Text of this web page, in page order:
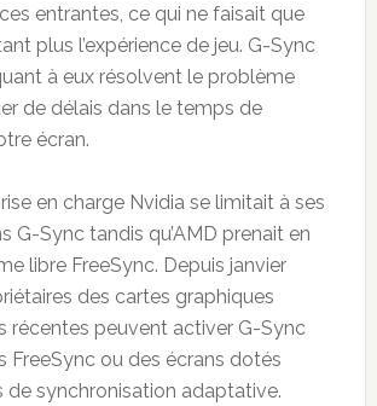
entrantes, ce qui ne faisait que
plus l’expérience de jeu. G-Sync
à eux résolvent le problème
de délais dans le temps de
écran.
en charge Nvidia se limitait à ses
G-Sync tandis qu’AMD prenait en
libre FreeSync. Depuis janvier
des cartes graphiques
récentes peuvent activer G-Sync
FreeSync ou des écrans dotés
de synchronisation adaptative.